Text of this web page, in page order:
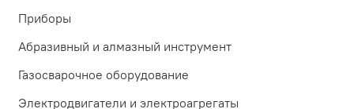
Приборы
Абразивный и алмазный инструмент
Газосварочное оборудование
Электродвигатели и электроагрегаты